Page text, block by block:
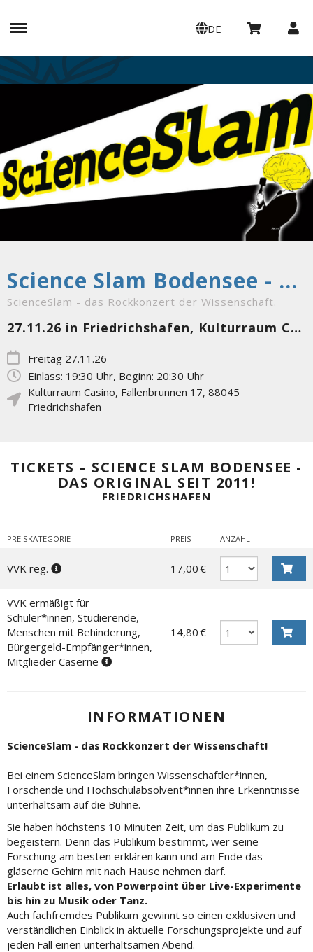
DE
Science Slam Bodensee - DAS Original seit 2011!
ScienceSlam - das Rockkonzert der Wissenschaft.
27.11.26 in Friedrichshafen, Kulturraum Casino
Freitag 27.11.26
Einlass: 19:30 Uhr, Beginn: 20:30 Uhr
Kulturraum Casino, Fallenbrunnen 17, 88045
Friedrichshafen
TICKETS – SCIENCE SLAM BODENSEE -
DAS ORIGINAL SEIT 2011!
FRIEDRICHSHAFEN
PREISKATEGORIE PREIS ANZAHL
VVK reg. 17,00 €
VVK ermäßigt für
Schüler*innen, Studierende,
Menschen mit Behinderung,
Bürgergeld-Empfänger*innen,
Mitglieder Caserne
14,80 €
INFORMATIONEN
ScienceSlam - das Rockkonzert der Wissenschaft!
Bei einem ScienceSlam bringen Wissenschaftler*innen,
Forschende und Hochschulabsolvent*innen ihre Erkenntnisse
unterhaltsam auf die Bühne.
Sie haben höchstens 10 Minuten Zeit, um das Publikum zu
begeistern. Denn das Publikum bestimmt, wer seine
Forschung am besten erklären kann und am Ende das
gläserne Gehirn mit nach Hause nehmen darf.
Erlaubt ist alles, von Powerpoint über Live-Experimente
bis hin zu Musik oder Tanz.
Auch fachfremdes Publikum gewinnt so einen exklusiven und
verständlichen Einblick in aktuelle Forschungsprojekte und auf
jeden Fall einen unterhaltsamen Abend.